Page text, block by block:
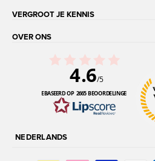
VERGROOT JE KENNIS
OVER ONS
4.6/5
GEBASEERD OP 2665 BEOORDELINGEN
NEDERLANDS